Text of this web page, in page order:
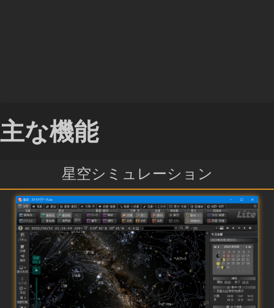
主な機能
星空シミュレーション